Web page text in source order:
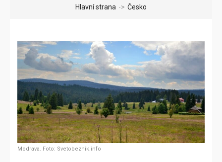
Hlavní strana -> Česko
Modrava. Foto: Svetobeznik.info